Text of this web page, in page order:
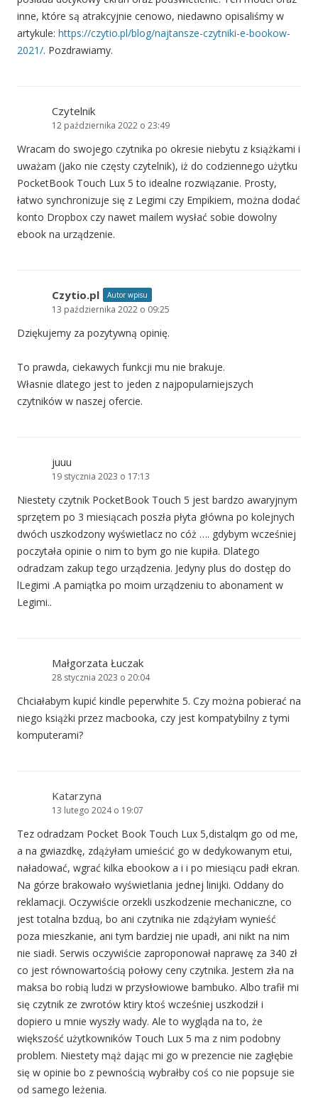
inne, które są atrakcyjnie cenowo, niedawno opisaliśmy w
artykule: https://czytio.pl/blog/najtansze-czytniki-e-bookow-
2021/. Pozdrawiamy.
Czytelnik
12 października 2022 o 23:49
Wracam do swojego czytnika po okresie niebytu z książkami i
uważam (jako nie częsty czytelnik), iż do codziennego użytku
PocketBook Touch Lux 5 to idealne rozwiązanie. Prosty,
łatwo synchronizuje się z Legimi czy Empikiem, można dodać
konto Dropbox czy nawet mailem wysłać sobie dowolny
ebook na urządzenie.
Czytio.pl Autor wpisu
13 października 2022 o 09:25
Dziękujemy za pozytywną opinię.
To prawda, ciekawych funkcji mu nie brakuje.
Własnie dlatego jest to jeden z najpopularniejszych
czytników w naszej ofercie.
juuu
19 stycznia 2023 o 17:13
Niestety czytnik PocketBook Touch 5 jest bardzo awaryjnym
sprzętem po 3 miesiącach poszła płyta główna po kolejnych
dwóch uszkodzony wyświetlacz no cóż …. gdybym wcześniej
poczytała opinie o nim to bym go nie kupiła. Dlatego
odradzam zakup tego urządzenia. Jedyny plus do dostęp do
lLegimi .A pamiątka po moim urządzeniu to abonament w
Legimi..
Małgorzata Łuczak
28 stycznia 2023 o 20:04
Chciałabym kupić kindle peperwhite 5. Czy można pobierać na
niego książki przez macbooka, czy jest kompatybilny z tymi
komputerami?
Katarzyna
13 lutego 2024 o 19:07
Tez odradzam Pocket Book Touch Lux 5,distalqm go od me,
a na gwiazdkę, zdążyłam umieścić go w dedykowanym etui,
naładować, wgrać kilka ebookow a i i po miesiącu padł ekran.
Na górze brakowało wyświetlania jednej linijki. Oddany do
reklamacji. Oczywiście orzekli uszkodzenie mechaniczne, co
jest totalna bzduą, bo ani czytnika nie zdążyłam wynieść
poza mieszkanie, ani tym bardziej nie upadł, ani nikt na nim
nie siadł. Serwis oczywiście zaproponował naprawę za 340 zł
co jest równowartością połowy ceny czytnika. Jestem zła na
maksa bo robią ludzi w przysłowiowe bambuko. Albo trafił mi
się czytnik ze zwrotów ktiry ktoś wcześniej uszkodził i
dopiero u mnie wyszły wady. Ale to wygląda na to, że
większość użytkowników Touch Lux 5 ma z nim podobny
problem. Niestety mąż dając mi go w prezencie nie zagłębie
się w opinie bo z pewnością wybrałby coś co nie popsuje sie
od samego leżenia.